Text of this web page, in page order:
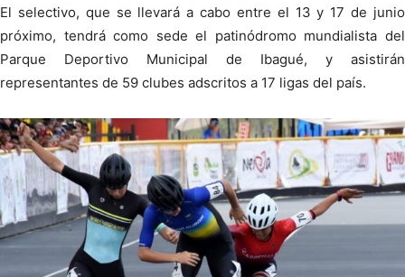
El selectivo, que se llevará a cabo entre el 13 y 17 de junio
próximo, tendrá como sede el patinódromo mundialista del
Parque Deportivo Municipal de Ibagué, y asistirán
representantes de 59 clubes adscritos a 17 ligas del país.